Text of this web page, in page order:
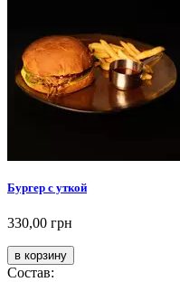
Бургер с уткой
330,00 грн
Состав: